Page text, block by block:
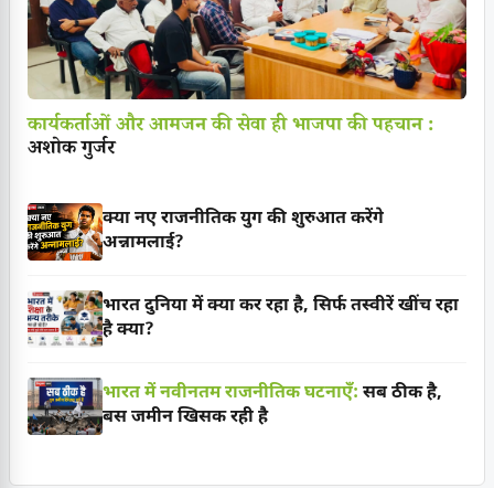
कार्यकर्ताओं और आमजन की सेवा ही भाजपा की पहचान :
अशोक गुर्जर
क्या नए राजनीतिक युग की शुरुआत करेंगे
अन्नामलाई?
भारत दुनिया में क्या कर रहा है, सिर्फ तस्वीरें खींच रहा
है क्या?
भारत में नवीनतम राजनीतिक घटनाएँ: सब ठीक है,
बस जमीन खिसक रही है